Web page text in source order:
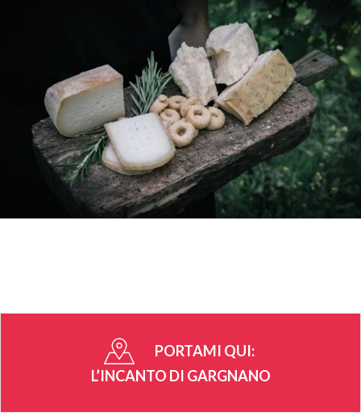
PORTAMI QUI:
L’INCANTO DI GARGNANO